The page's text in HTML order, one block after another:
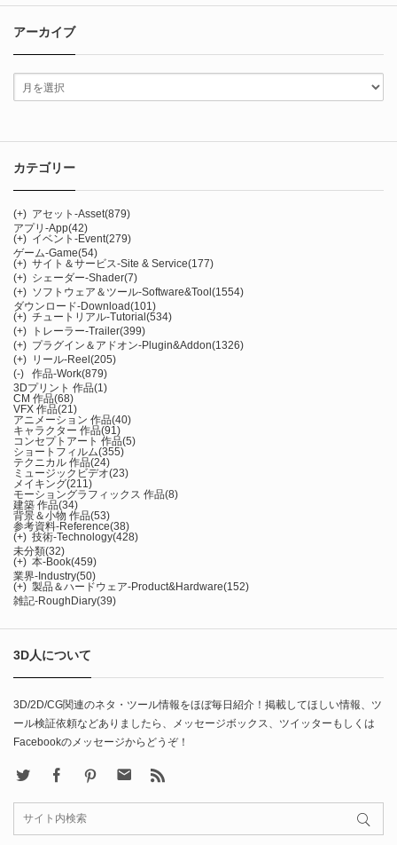
アーカイブ
カテゴリー
(+) アセット-Asset(879)
アプリ-App(42)
(+) イベント-Event(279)
ゲーム-Game(54)
(+) サイト＆サービス-Site & Service(177)
(+) シェーダー-Shader(7)
(+) ソフトウェア＆ツール-Software&Tool(1554)
ダウンロード-Download(101)
(+) チュートリアル-Tutorial(534)
(+)
トレーラー-Trailer(399)
(+) プラグイン＆アドオン-Plugin&Addon(1326)
(+) リール-Reel(205)
(-)
作品-Work(879)
3Dプリント 作品(1)
CM 作品(68)
VFX 作品(21)
アニメーション 作品(40)
キャラクター 作品(91)
コンセプトアート 作品(5)
ショートフィルム(355)
テクニカル 作品(24)
ミュージックビデオ(23)
メイキング(211)
モーショングラフィックス 作品(8)
建築 作品(34)
背景＆小物 作品(53)
参考資料-Reference(38)
(+) 技術-Technology(428)
未分類(32)
(+) 本-Book(459)
業界-Industry(50)
(+) 製品＆ハードウェア-Product&Hardware(152)
雑記-RoughDiary(39)
3D人について
3D/2D/CG関連のネタ・ツール情報をほぼ毎日紹介！掲載してほしい情報、ツ
ール検証依頼などありましたら、メッセージボックス、ツイッターもしくは
Facebookのメッセージからどうぞ！
FacebookPinterest Contact